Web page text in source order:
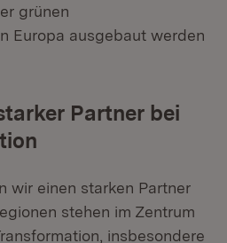
grünen
Europa ausgebaut werden
Partner bei
wir einen starken Partner
stehen im Zentrum
insbesondere